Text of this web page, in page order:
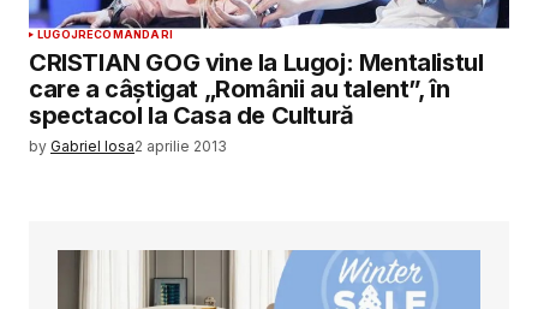
LUGOJRECOMANDARI
CRISTIAN GOG vine la Lugoj: Mentalistul
care a câștigat „Românii au talent”, în
spectacol la Casa de Cultură
by Gabriel Iosa2 aprilie 2013